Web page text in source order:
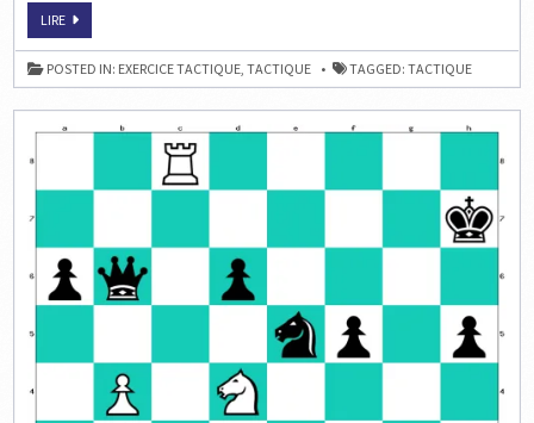
LIREMÉTHODE
AFFINER
SA
TACTIQUE
POSTED IN: EXERCICE TACTIQUE ,TACTIQUE TAGGED:TACTIQUE